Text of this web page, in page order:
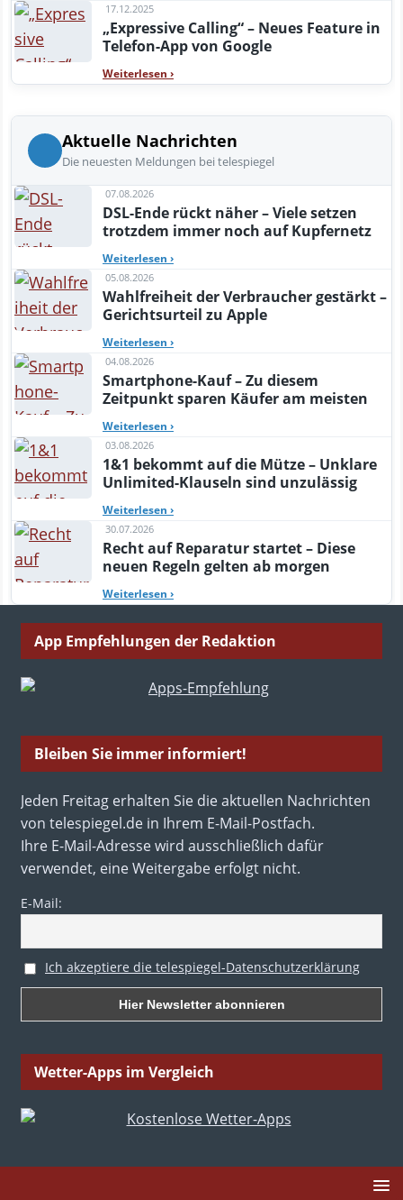
17.12.2025
„Expressive Calling“ – Neues Feature in
Telefon-App von Google
Weiterlesen ›
Aktuelle Nachrichten
Die neuesten Meldungen bei telespiegel
07.08.2026
DSL-Ende rückt näher – Viele setzen
trotzdem immer noch auf Kupfernetz
Weiterlesen ›
05.08.2026
Wahlfreiheit der Verbraucher gestärkt –
Gerichtsurteil zu Apple
Weiterlesen ›
04.08.2026
Smartphone-Kauf – Zu diesem
Zeitpunkt sparen Käufer am meisten
Weiterlesen ›
03.08.2026
1&1 bekommt auf die Mütze – Unklare
Unlimited-Klauseln sind unzulässig
Weiterlesen ›
30.07.2026
Recht auf Reparatur startet – Diese
neuen Regeln gelten ab morgen
Weiterlesen ›
App Empfehlungen der Redaktion
Bleiben Sie immer informiert!
Jeden Freitag erhalten Sie die aktuellen Nachrichten
von telespiegel.de in Ihrem E-Mail-Postfach.
Ihre E-Mail-Adresse wird ausschließlich dafür
verwendet, eine Weitergabe erfolgt nicht.
E-Mail:
Ich akzeptiere die telespiegel-Datenschutzerklärung
Wetter-Apps im Vergleich